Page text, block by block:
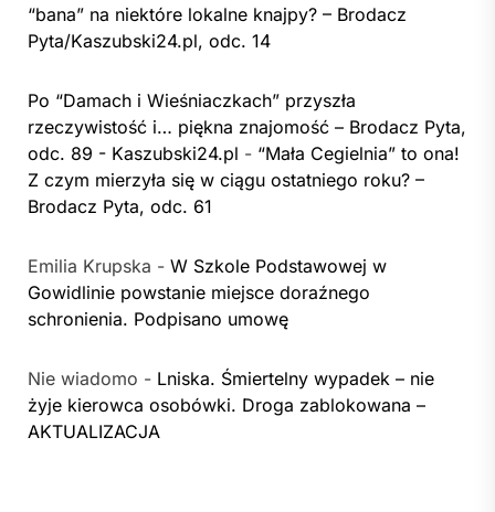
“bana” na niektóre lokalne knajpy? – Brodacz
Pyta/Kaszubski24.pl, odc. 14
Po “Damach i Wieśniaczkach” przyszła
rzeczywistość i… piękna znajomość – Brodacz Pyta,
odc. 89 - Kaszubski24.pl - “Mała Cegielnia” to ona!
Z czym mierzyła się w ciągu ostatniego roku? –
Brodacz Pyta, odc. 61
Emilia Krupska - W Szkole Podstawowej w
Gowidlinie powstanie miejsce doraźnego
schronienia. Podpisano umowę
Nie wiadomo - Lniska. Śmiertelny wypadek – nie
żyje kierowca osobówki. Droga zablokowana –
AKTUALIZACJA